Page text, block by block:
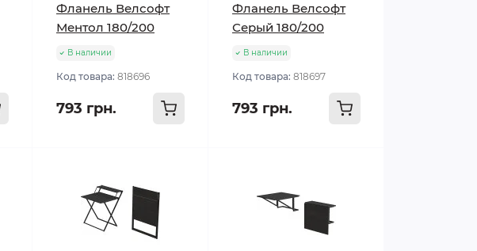
Фланель Велсофт
Ментол 180/200
В наличии
Код товара: 818696
793 грн.
Фланель Велсофт
Серый 180/200
В наличии
Код товара: 818697
793 грн.